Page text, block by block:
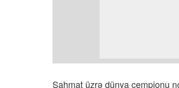
Şahmat üzrə dünya çempionu